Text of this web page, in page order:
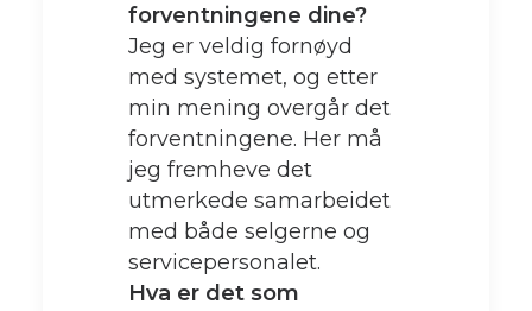
forventningene dine?
Jeg er veldig fornøyd
med systemet, og etter
min mening overgår det
forventningene. Her må
jeg fremheve det
utmerkede samarbeidet
med både selgerne og
servicepersonalet.
Hva er det som